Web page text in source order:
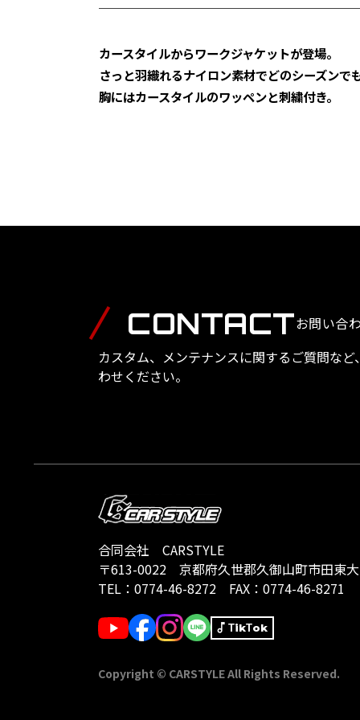
カースタイルからワークジャケットが登場。
さっと羽織れるナイロン素材でどのシーズンで
胸にはカースタイルのワッペンと刺繍付き。
CONTACTお問い合
カスタム、メンテナンスに関するご質問な
わせください。
合同会社 CARSTYLE
〒613-0022 京都府久世郡久御山町市田東
TEL： 0774-46-8272 FAX：0774-46-8271
TikTok
Copyright © CARSTYLE All Rights Reserved.